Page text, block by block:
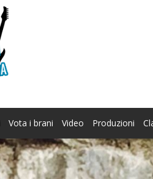
Vota i brani Video Produzioni